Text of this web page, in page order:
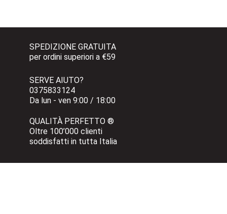
SPEDIZIONE GRATUITA
per ordini superiori a €59
SERVE AIUTO?
0375833124
Da lun - ven 9:00 / 18:00
QUALITÀ PERFETTO ®
Oltre 100’000 clienti
soddisfatti in tutta Italia